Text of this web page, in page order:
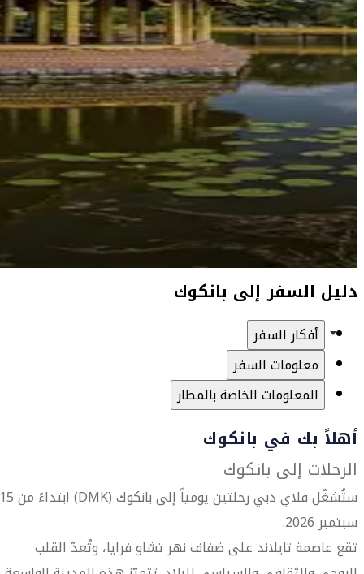
دليل السفر إلى بانكوك
أفكار السفر
معلومات السفر
المعلومات الخاصة بالمطار
أهلاً بك في بانكوك
الرحلات إلى بانكوك
ستُشغّل فلاي دبي رحلتين يومياً إلى بانكوك (DMK) ابتداءً من 15
سبتمبر 2026.
تقع عاصمة تايلاند على ضفاف نهر تشاو فرايا، وتُعدّ القلب